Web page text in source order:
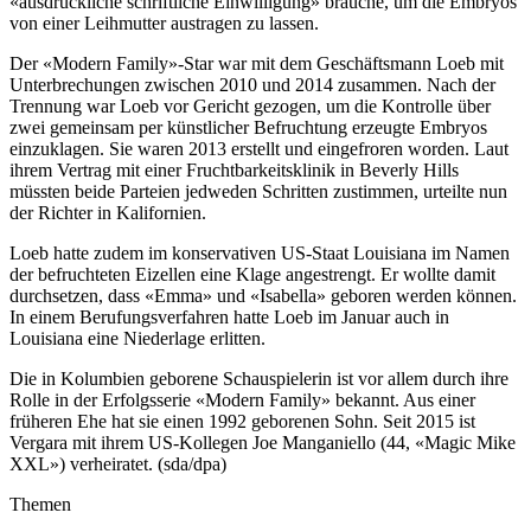
von einer Leihmutter austragen zu lassen.
Der «Modern Family»-Star war mit dem Geschäftsmann Loeb mit
Unterbrechungen zwischen 2010 und 2014 zusammen. Nach der
Trennung war Loeb vor Gericht gezogen, um die Kontrolle über
zwei gemeinsam per künstlicher Befruchtung erzeugte Embryos
einzuklagen. Sie waren 2013 erstellt und eingefroren worden. Laut
ihrem Vertrag mit einer Fruchtbarkeitsklinik in Beverly Hills
müssten beide Parteien jedweden Schritten zustimmen, urteilte nun
der Richter in Kalifornien.
Loeb hatte zudem im konservativen US-Staat Louisiana im Namen
der befruchteten Eizellen eine Klage angestrengt. Er wollte damit
durchsetzen, dass «Emma» und «Isabella» geboren werden können.
In einem Berufungsverfahren hatte Loeb im Januar auch in
Louisiana eine Niederlage erlitten.
Die in Kolumbien geborene Schauspielerin ist vor allem durch ihre
Rolle in der Erfolgsserie «Modern Family» bekannt. Aus einer
früheren Ehe hat sie einen 1992 geborenen Sohn. Seit 2015 ist
Vergara mit ihrem US-Kollegen Joe Manganiello (44, «Magic Mike
XXL») verheiratet. (sda/dpa)
Themen